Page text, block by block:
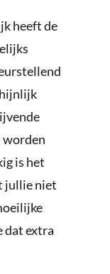
heeft de
worden
is het
jullie niet
dat extra